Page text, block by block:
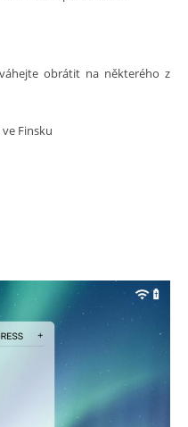
obrátit na některého z
Finsku